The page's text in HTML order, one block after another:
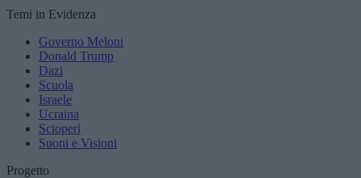
Temi in Evidenza
Governo Meloni
Donald Trump
Dazi
Scuola
Israele
Ucraina
Scioperi
Suoni e Visioni
Progetto